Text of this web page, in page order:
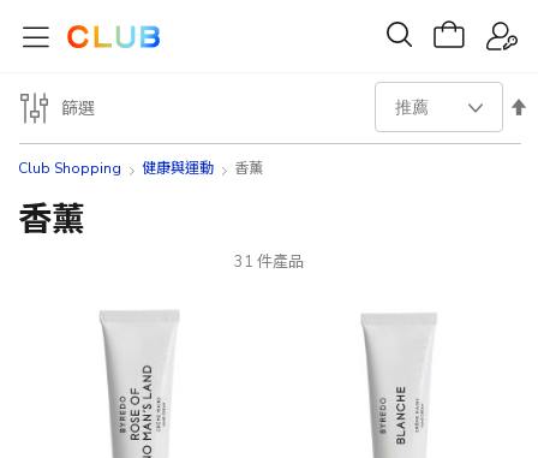
Club Shopping 健康與運動 香薰
香薰
31 件產品
設
篩選